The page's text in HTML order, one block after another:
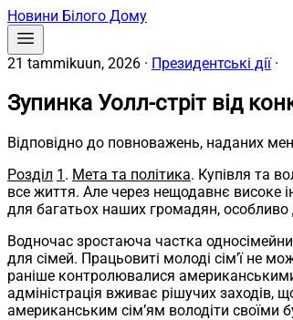
Новини Білого Дому
21 tammikuun, 2026 · Президентські дії ·
Зупинка Уолл-стріт від
Відповідно до повноважень, наданих
Розділ 1 . Мета та політика. Купівля та
все життя. Але через нещодавнє високе
для багатьох наших громадян,
Водночас зростаюча частка
для сімей. Працьовиті молоді сім’ї не
раніше контролювалися
адміністрація вживає рішучих заходів,
американським сім’ям володіти своїми